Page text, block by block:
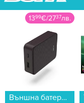
1399€/2737лв.
Външна батерия Hama 201712, "Colour 10" тъмно лилаво 10000 mAh...